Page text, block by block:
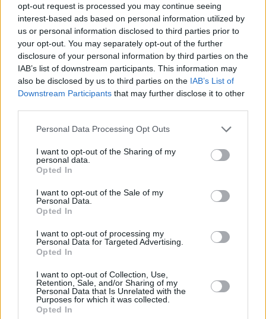
opt-out request is processed you may continue seeing
interest-based ads based on personal information utilized by
us or personal information disclosed to third parties prior to
your opt-out. You may separately opt-out of the further
disclosure of your personal information by third parties on the
IAB’s list of downstream participants. This information may
also be disclosed by us to third parties on the IAB’s List of
Downstream Participants that may further disclose it to other
Please note that this website/app uses one or more Google
not limited to your visit or usage behaviour. You may click to
grant or deny consent to Google and its third-party tags to
use your data for below specified purposes in below Google
consent section.
Personal Data Processing Opt Outs
I want to opt-out of the Sharing of my
personal data.
Opted In
I want to opt-out of the Sale of my
Personal Data.
Opted In
I want to opt-out of processing my
Personal Data for Targeted Advertising.
Opted In
I want to opt-out of Collection, Use,
Retention, Sale, and/or Sharing of my
Personal Data that Is Unrelated with the
Purposes for which it was collected.
Opted In
Ερυθρός Αστέρας: Ισχυρό
προβάδισμα για Τάισον Κάρτερ!
13/JUN/25 04:16
Ο Ερυθρός Αστέρας έχει ισχυρό
προβάδισμα να αποκτήσει τον
Τάισον Κάρτερ!
BCL ο άλλοτε γκαρντ του
Λαυρίου
11/MAY/25 21:28
Ο Τάισον Κάρτερ ήταν ο MVP του τελικού του BCL.
Μάλαγα κυρίαρχος στον τελικό
11/MAY/25 20:54
67 της Γαλασασάρι στο Final Four της Αθήνας.
Intercontinental Cup: Οι πέντε